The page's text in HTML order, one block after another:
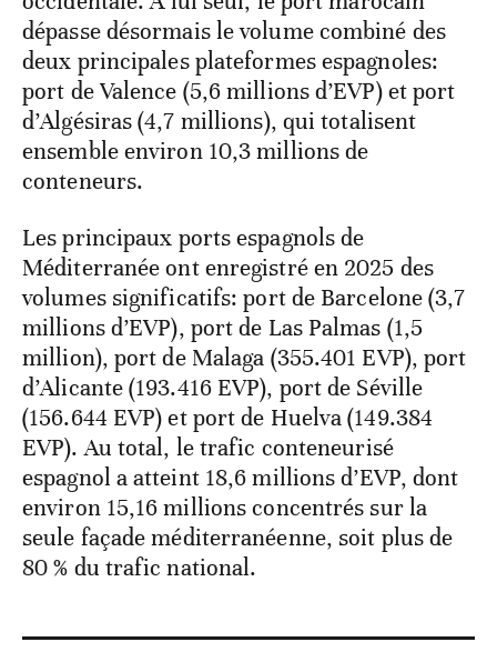
dépasse désormais le volume combiné des
deux principales plateformes espagnoles:
port de Valence (5,6 millions d’EVP) et port
d’Algésiras (4,7 millions), qui totalisent
ensemble environ 10,3 millions de
conteneurs.
Les principaux ports espagnols de
Méditerranée ont enregistré en 2025 des
volumes significatifs: port de Barcelone (3,7
millions d’EVP), port de Las Palmas (1,5
million), port de Malaga (355.401 EVP), port
d’Alicante (193.416 EVP), port de Séville
(156.644 EVP) et port de Huelva (149.384
EVP). Au total, le trafic conteneurisé
espagnol a atteint 18,6 millions d’EVP, dont
environ 15,16 millions concentrés sur la
seule façade méditerranéenne, soit plus de
80 % du trafic national.